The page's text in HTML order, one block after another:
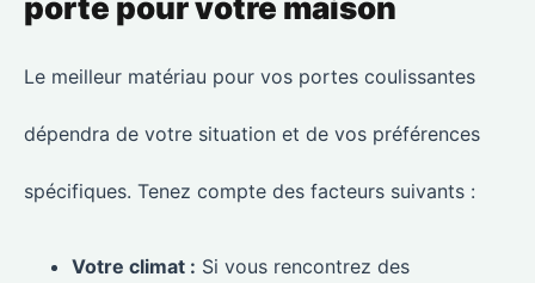
porte pour votre maison
Le meilleur matériau pour vos portes coulissantes
dépendra de votre situation et de vos préférences
spécifiques. Tenez compte des facteurs suivants :
Votre climat : Si vous rencontrez des